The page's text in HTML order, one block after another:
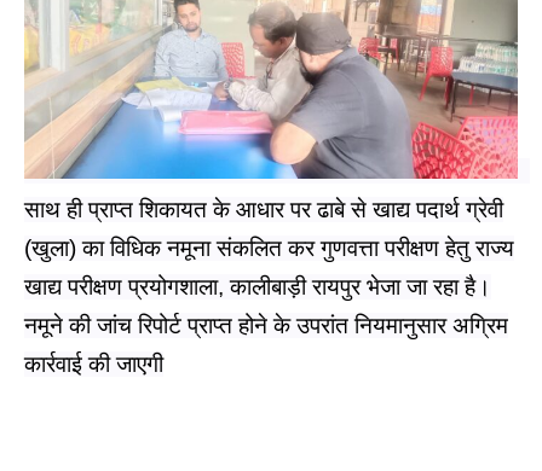
साथ ही प्राप्त शिकायत के आधार पर ढाबे से खाद्य पदार्थ ग्रेवी
(खुला) का विधिक नमूना संकलित कर गुणवत्ता परीक्षण हेतु राज्य
खाद्य परीक्षण प्रयोगशाला, कालीबाड़ी रायपुर भेजा जा रहा है।
नमूने की जांच रिपोर्ट प्राप्त होने के उपरांत नियमानुसार अग्रिम